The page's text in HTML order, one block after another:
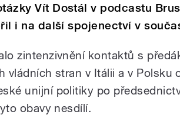
Vít Dostál v podcastu
i na další spojenectví v
zintenzivnění kontaktů s
vládních stran v Itálii a v Polsku
unijní politiky po
obavy nesdílí.